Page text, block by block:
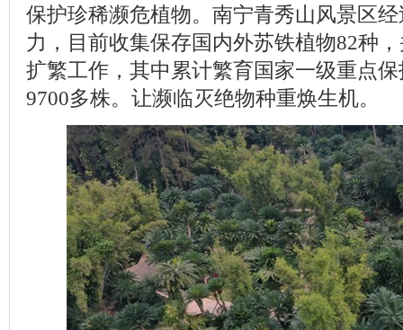
保护珍稀濒危植物。南宁青秀山风景区
力，目前收集保存国内外苏铁植物82种
扩繁工作，其中累计繁育国家一级重点
9700多株。让濒临灭绝物种重焕生机。